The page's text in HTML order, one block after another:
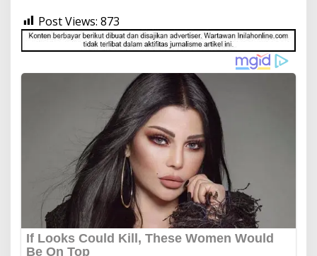
Post Views: 873